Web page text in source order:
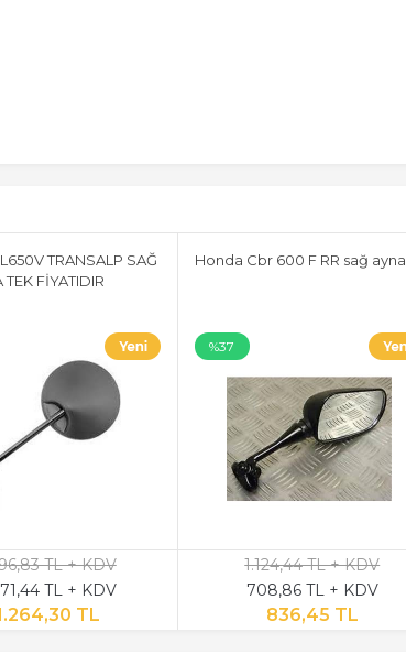
TRANSALP SAĞ
TEK FİYATIDIR
TL + KDV
TL + KDV
TL
Honda Cbr 600 F RR sağ ayna
%37
1.124,44 TL + KDV
708,86 TL + KDV
836,45 TL